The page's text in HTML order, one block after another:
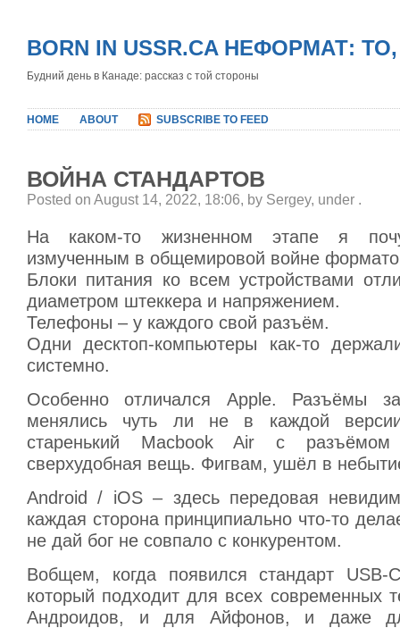
BORN IN USSR.CA НЕФОРМАТ:
Будний день в Канаде: рассказ с той стороны
HOME ABOUT SUBSCRIBE TO FEED
ВОЙНА СТАНДАРТОВ
Posted on August 14, 2022, 18:06, by Sergey, under .
На каком-то жизненном этапе я
измученным в общемировой войне
Блоки питания ко всем устройствами
диаметром штеккера и напряжением.
Телефоны – у каждого свой разъём.
Одни десктоп-компьютеры как-то
системно.
Особенно отличался Apple. Разъёмы
менялись чуть ли не в каждой
старенький Macbook Air с разъёмом
сверхудобная вещь. Фигвам, ушёл в
Android / iOS – здесь передовая
каждая сторона принципиально что-то
не дай бог не совпало с конкурентом.
Вобщем, когда появился стандарт USB-
который подходит для всех современных
Андроидов, и для Айфонов, и даже